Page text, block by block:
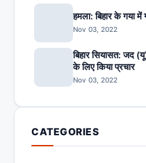
हमला: बिहार के गया
Nov 03, 2022
बिहार सियासत: जद
के लिए किया प्रचार
Nov 03, 2022
CATEGORIES